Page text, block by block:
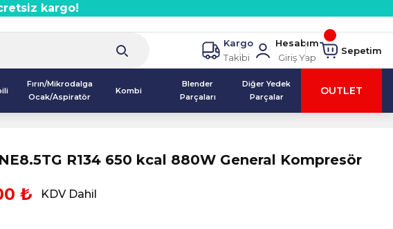
kargo!
Kargo
Takibi
Hesabım
Giriş Yap
Sepetim
Fırın/Mikrodalga
Ocak/Aspiratör
Kombi
Blender
Parçaları
Diğer Yedek
Parçalar
OUTLET
R134 650 kcal 880W General Kompresör
₺ KDV Dahil